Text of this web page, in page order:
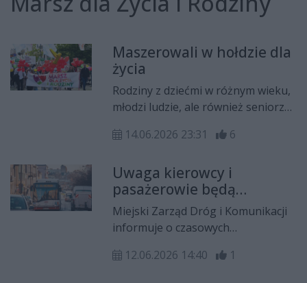
Maszerowali w hołdzie dla
życia
Rodziny z dziećmi w różnym wieku,
młodzi ludzie, ale również seniorzy.
Radomia w czternastym „Marszu
14.06.2026 23:31 6
Uwaga kierowcy i
pasażerowie będą
utrudnienia na drogach!
Miejski Zarząd Dróg i Komunikacji
informuje o czasowych
funkcjonowaniu komunikacji
12.06.2026 14:40 1